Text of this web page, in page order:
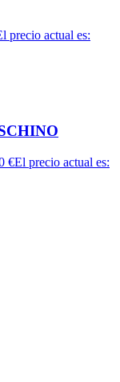
precio actual es:
€El precio actual es: